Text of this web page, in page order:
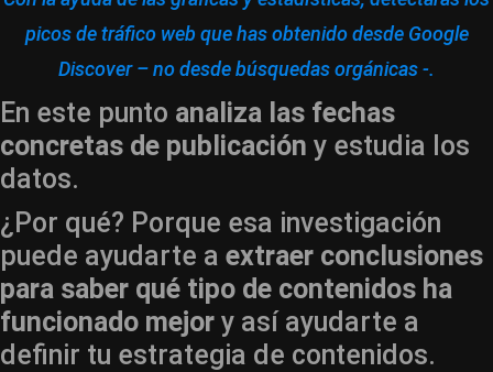
picos de tráfico web que has obtenido desde Google
Discover – no desde búsquedas orgánicas -.
En este punto analiza las fechas
concretas de publicación y estudia los
datos.
¿Por qué? Porque esa investigación
puede ayudarte a extraer conclusiones
para saber qué tipo de contenidos ha
funcionado mejor y así ayudarte a
definir tu estrategia de contenidos.